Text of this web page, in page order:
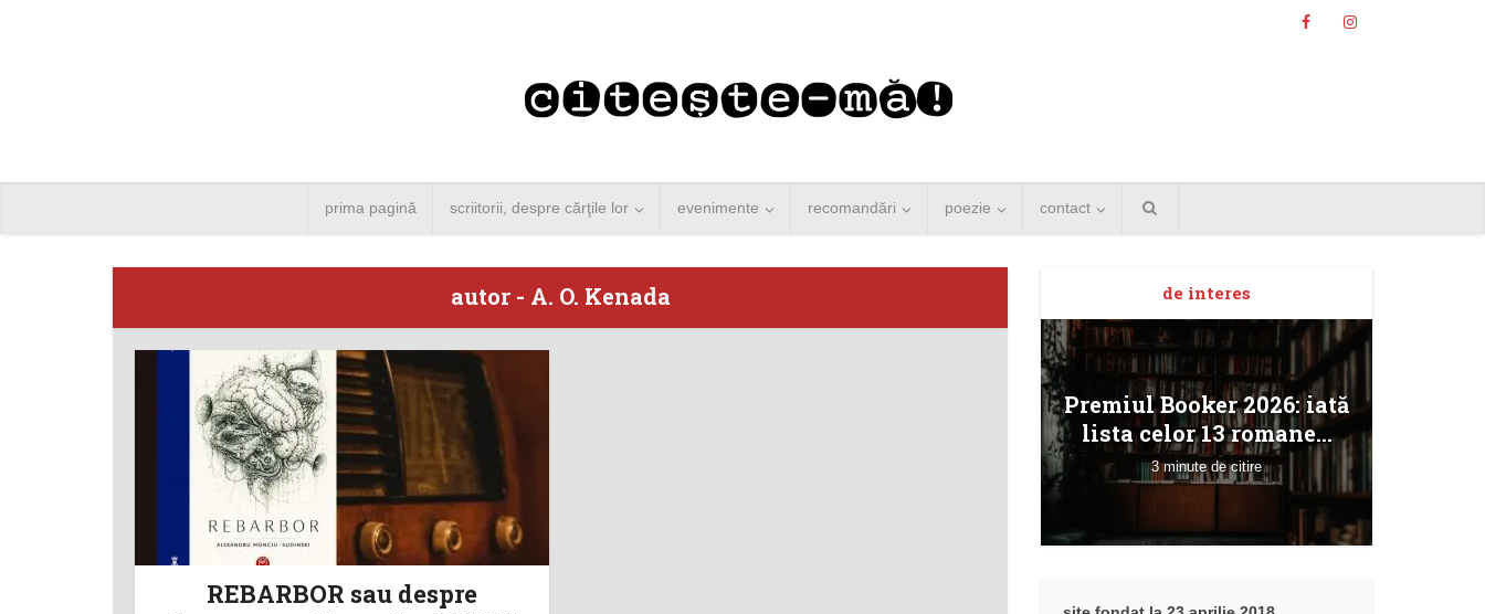
prima pagină scriitorii, despre cărţile lor evenimente recomandări poezie contact
autor - A. O. Kenada
REBARBOR sau despre
de interes
Angela Merkel vine la
București. Lansare de
carte şi...
Premiul Booker 2026: iată
lista celor 13 romane...
3 minute de citire